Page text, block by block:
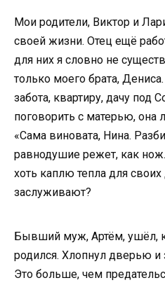
Мои родители, Виктор и
своей жизни. Отец ещё
для них я словно не
только моего брата,
забота, квартиру, дачу под
поговорить с матерью, она
«Сама виновата, Нина.
равнодушие режет, как
хоть каплю тепла для
заслуживают?
Бывший муж, Артём, ушёл,
родился. Хлопнул дверью и
Это больше, чем